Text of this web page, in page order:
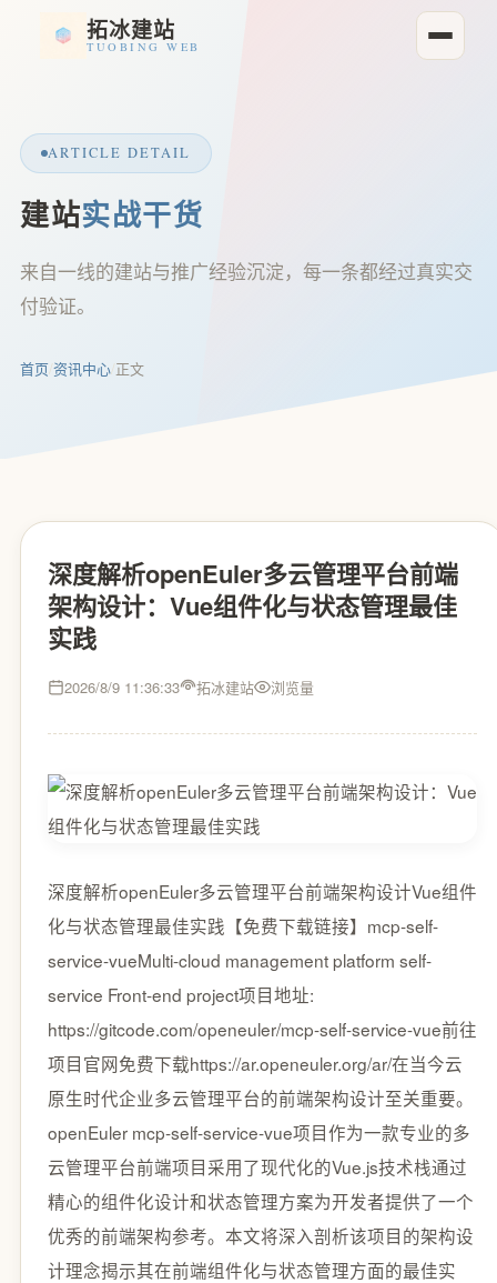
拓冰建站
TUOBING WEB
ARTICLE DETAIL
建站实战干货
来自一线的建站与推广经验沉淀，每一条都经过真实交
付验证。
首页/资讯中心/正文
深度解析openEuler多云管理平台前端
架构设计：Vue组件化与状态管理最佳
实践
2026/8/9 11:36:33 拓冰建站 浏览量
深度解析openEuler多云管理平台前端架构设计Vue组件
化与状态管理最佳实践【免费下载链接】mcp-self-
service-vueMulti-cloud management platform self-
service Front-end project项目地址:
https://gitcode.com/openeuler/mcp-self-service-vue前往
项目官网免费下载https://ar.openeuler.org/ar/在当今云
原生时代企业多云管理平台的前端架构设计至关重要。
openEuler mcp-self-service-vue项目作为一款专业的多
云管理平台前端项目采用了现代化的Vue.js技术栈通过
精心的组件化设计和状态管理方案为开发者提供了一个
优秀的前端架构参考。本文将深入剖析该项目的架构设
计理念揭示其在前端组件化与状态管理方面的最佳实